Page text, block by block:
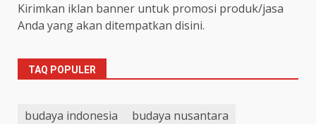
Kirimkan iklan banner untuk promosi produk/jasa
Anda yang akan ditempatkan disini.
TAQ POPULER
budaya indonesia
budaya nusantara